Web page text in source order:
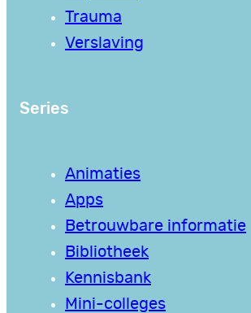
Trauma
Verslaving
Series
Animaties
Apps
Betrouwbare informatie
Bibliotheek
Kennisbank
Mini-colleges